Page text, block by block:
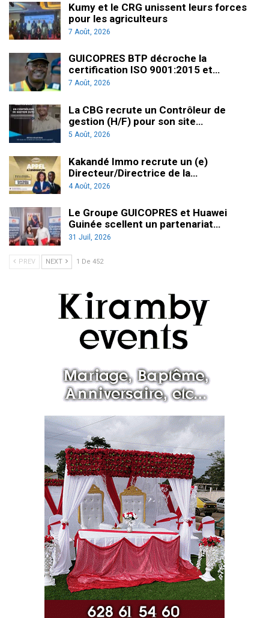
Kumy et le CRG unissent leurs forces
pour les agriculteurs
7 Août, 2026
GUICOPRES BTP décroche la
certification ISO 9001:2015 et…
7 Août, 2026
La CBG recrute un Contrôleur de
gestion (H/F) pour son site…
5 Août, 2026
Kakandé Immo recrute un (e)
Directeur/Directrice de la…
4 Août, 2026
Le Groupe GUICOPRES et Huawei
Guinée scellent un partenariat…
31 Juil, 2026
PREV NEXT 1 De 452